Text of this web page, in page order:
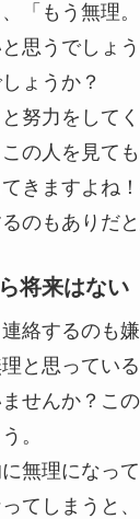
「もう無理
思うでしょ
ょうか？
努力をして
の人を見ても
きますよね
のもありだ
将来はない
絡するのも
と思ってい
せんか？こ
。
無理になって
てしまうと